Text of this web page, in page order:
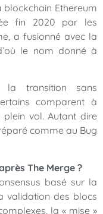
Ethereum
fin 2020 par les
a fusionné avec la
le nom donné à
la transition sans
comparent à
plein vol. Autant dire
comme au Bug
The Merge ?
basé sur la
validation des blocs
la « mise »